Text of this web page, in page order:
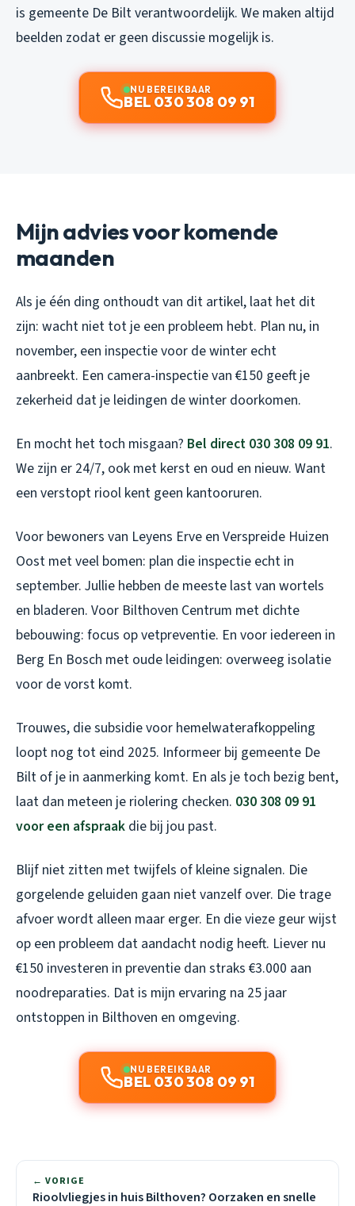
is gemeente De Bilt verantwoordelijk. We maken altijd
beelden zodat er geen discussie mogelijk is.
NU BEREIKBAAR
BEL 030 308 09 91
Mijn advies voor komende
maanden
Als je één ding onthoudt van dit artikel, laat het dit
zijn: wacht niet tot je een probleem hebt. Plan nu, in
november, een inspectie voor de winter echt
aanbreekt. Een camera-inspectie van €150 geeft je
zekerheid dat je leidingen de winter doorkomen.
En mocht het toch misgaan? Bel direct 030 308 09 91.
We zijn er 24/7, ook met kerst en oud en nieuw. Want
een verstopt riool kent geen kantooruren.
Voor bewoners van Leyens Erve en Verspreide Huizen
Oost met veel bomen: plan die inspectie echt in
september. Jullie hebben de meeste last van wortels
en bladeren. Voor Bilthoven Centrum met dichte
bebouwing: focus op vetpreventie. En voor iedereen in
Berg En Bosch met oude leidingen: overweeg isolatie
voor de vorst komt.
Trouwes, die subsidie voor hemelwaterafkoppeling
loopt nog tot eind 2025. Informeer bij gemeente De
Bilt of je in aanmerking komt. En als je toch bezig bent,
laat dan meteen je riolering checken. 030 308 09 91
voor een afspraak die bij jou past.
Blijf niet zitten met twijfels of kleine signalen. Die
gorgelende geluiden gaan niet vanzelf over. Die trage
afvoer wordt alleen maar erger. En die vieze geur wijst
op een probleem dat aandacht nodig heeft. Liever nu
€150 investeren in preventie dan straks €3.000 aan
noodreparaties. Dat is mijn ervaring na 25 jaar
ontstoppen in Bilthoven en omgeving.
NU BEREIKBAAR
BEL 030 308 09 91
← VORIGE
Rioolvliegjes in huis Bilthoven? Oorzaken en snelle